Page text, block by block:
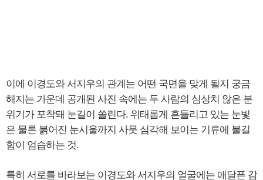
이에 이경도와 서지우의 관계는 어떤 국면을 맞게 될지 궁금
해지는 가운데 공개된 사진 속에는 두 사람의 심상치 않은 분
위기가 포착돼 눈길이 쏠린다. 위태롭게 흔들리고 있는 눈빛
은 물론 붉어진 눈시울까지 사뭇 심각해 보이는 기류에 불길
함이 엄습하는 것.
특히 서로를 바라보는 이경도와 서지우의 얼굴에는 애달픈 감